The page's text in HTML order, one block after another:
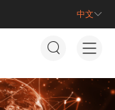
中文
